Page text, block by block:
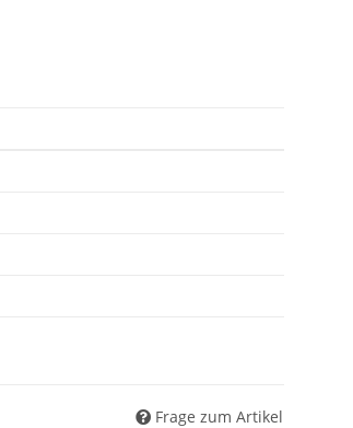
Frage zum Artikel